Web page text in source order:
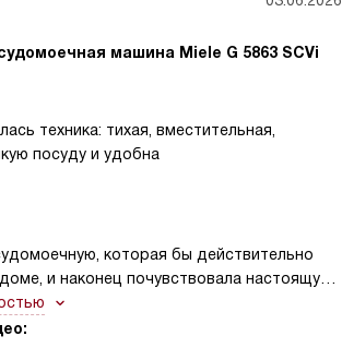
машина Miele G 5863 SCVi
техника: тихая, вместительная,
посуду и удобна
которая бы действительно
и наконец почувствовала настоящую
Первое, что поразило —
теперь после семейных ужинов
у раковины часами, а просто загружаю